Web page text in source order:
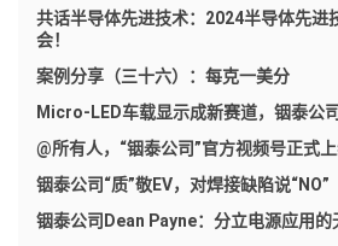
共话半导体先进技术：2024半导体先进
会！
案例分享（三十六）：每克一美分
Micro-LED车载显示成新赛道，铟泰公
@所有人，“铟泰公司”官方视频号正式上
铟泰公司“质”敬EV，对焊接缺陷说“NO”
铟泰公司Dean Payne：分立电源应用的